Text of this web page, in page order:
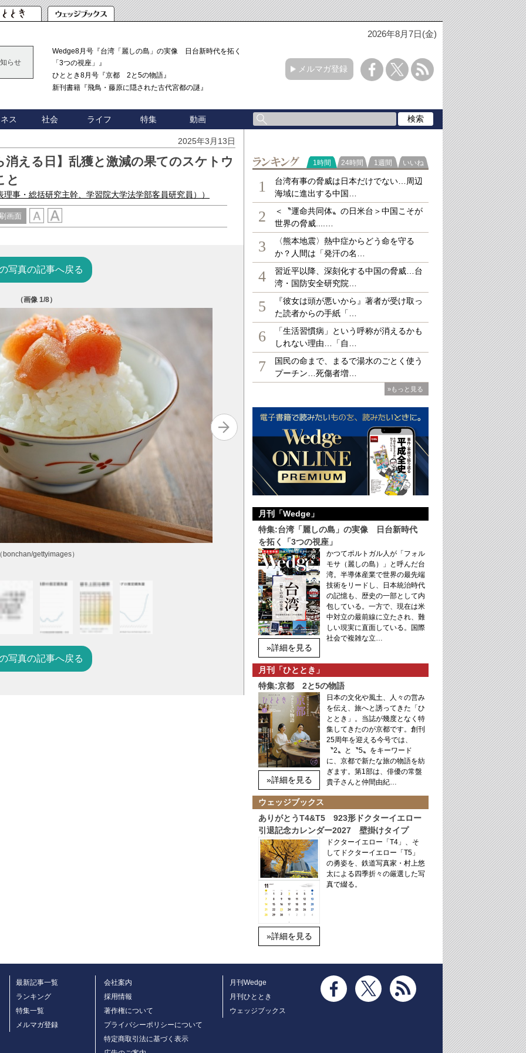
2026年8月7日(金)
らせ
Wedge8月号『台湾「麗しの島」の実像 日台新時代を拓く
「3つの視座」』
ひととき8月号『京都 2と5の物語』
新刊書籍『飛鳥・藤原に隠された古代宮都の謎』
メルマガ登録
ス 社会 ライフ 特集 動画
2025年3月13日
える日】乱獲と激減の果てのスケトウ
と
事・総括研究主幹、学習院大学法学部客員研究員））
画面
写真の記事へ戻る
（画像1/8）
gettyimages）
水産研究・教育機構／水産庁「令和6年度魚種別資源評価 スケトウダラ日本海北部
写真の記事へ戻る
ラ
1時間 24時間 1週間 いいね
1
台湾有事の脅威は日本だけでない…周辺
海域に進出する中国…
2
＜〝運命共同体〟の日米台＞中国こそが
世界の脅威....…
3
〈熊本地震〉熱中症からどう命を守る
か？人間は「発汗の名…
4
習近平以降、深刻化する中国の脅威…台
湾・国防安全研究院…
5
『彼女は頭が悪いから』著者が受け取っ
た読者からの手紙「…
6
「生活習慣病」という呼称が消えるかも
しれない理由…「自…
7
国民の命まで、まるで湯水のごとく使う
プーチン…死傷者増…
»もっと見る
月刊「Wedge」
特集:台湾「麗しの島」の実像 日台新時代
を拓く「3つの視座」
»詳細を見る
かつてポルトガル人が「フォル
モサ（麗しの島）」と呼んだ台
湾。半導体産業で世界の最先端
技術をリードし、日本統治時代
の記憶も、歴史の一部として内
包している。一方で、現在は米
中対立の最前線に立たされ、難
しい現実に直面している。国際
社会で複雑な立…
月刊「ひととき」
特集:京都 2と5の物語
»詳細を見る
日本の文化や風土、人々の営み
を伝え、旅へと誘ってきた「ひ
ととき」。当誌が幾度となく特
集してきたのが京都です。創刊
25周年を迎える今号では、
〝2〟と〝5〟をキーワード
に、京都で新たな旅の物語を紡
ぎます。第1部は、俳優の常盤
貴子さんと仲間由紀…
ウェッジブックス
ありがとうT4&T5 923形ドクターイエロー
引退記念カレンダー2027 壁掛けタイプ
»詳細を見る
ドクターイエロー「T4」、そ
してドクターイエロー「T5」
の勇姿を、鉄道写真家・村上悠
太による四季折々の厳選した写
真で綴る。
最新記事一覧
ランキング
特集一覧
メルマガ登録
会社案内
採用情報
著作権について
プライバシーポリシーについて
特定商取引法に基づく表示
月刊Wedge
月刊ひととき
ウェッジブックス